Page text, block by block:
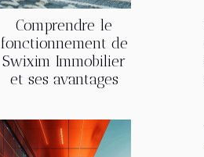
Comprendre le
fonctionnement de
Swixim Immobilier
et ses avantages